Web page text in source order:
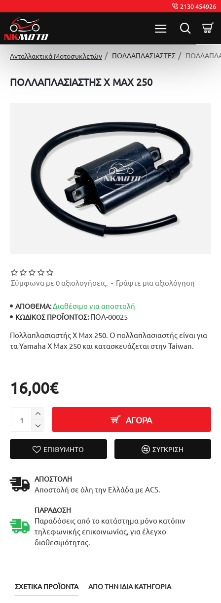
2130 454926
Ανταλλακτικά Μοτοσυκλετών ΠΟΛΛΑΠΛΑΣΙΑΣΤΕΣ
ΠΟΛΛΑΠΛΑΣΙΑΣΤΗΣ X MAX 250
Πολλαπλασιαστής X Max 250. Ο πολλαπλασιαστής είναι για
τα Yamaha X Max 250 και κατασκευάζεται στην Taiwan.
ΑΠΟΘΕΜΑ:Διαθέσιμο για αποστολή
ΚΩΔΙΚΌΣ ΠΡΟΪΌΝΤΟΣ: ΠΟΛ-00025
Σύμφωνα με 0 αξιολογήσεις. - Γράψτε μια αξιολόγηση
16,00€
ΑΓΟΡΑ
ΕΠΙΘΥΜΗΤΌ ΣΎΓΚΡΙΣΗ
ΑΠΟΣΤΟΛΉ
Αποστολή σε όλη την Ελλάδα με ACS.
ΠΑΡΆΔΟΣΗ
Παραδόσεις από το κατάστημα μόνο κατόπιν
τηλεφωνικής επικοινωνίας, για έλεγχο
διαθεσιμότητας.
ΣΧΕΤΙΚΆ ΠΡΟΪΌΝΤΑ ΑΠΌ ΤΗΝ ΊΔΙΑ ΚΑΤΗΓΟΡΊΑ